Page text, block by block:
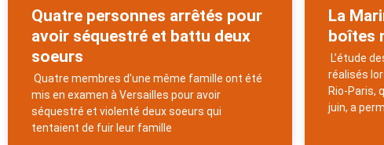
Quatre personnes arrêtés pour
avoir séquestré et battu deux
soeurs
Quatre membres d’une même famille ont été
mis en examen à Versailles pour avoir
séquestré et violenté deux soeurs qui
tentaient de fuir leur famille
La
boîtes
L’étude
réalisés
Rio-Paris,
juin, a